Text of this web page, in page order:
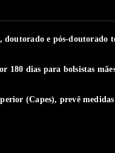
e pós-doutorado
180 dias para bolsistas
(Capes), prevê